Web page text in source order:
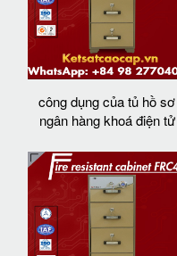
công dụng của tủ hồ sơ
ngân hàng khoá điện tử